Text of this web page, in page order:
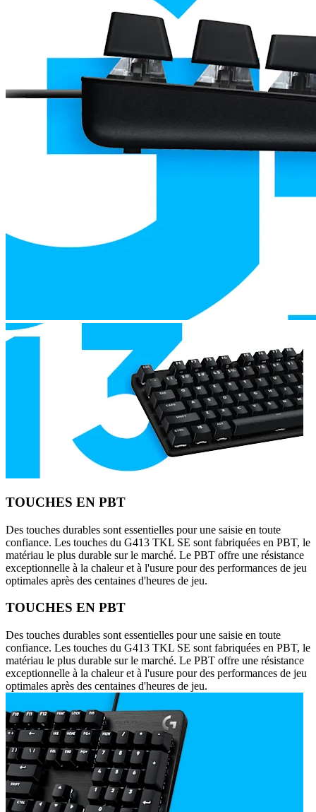
TOUCHES EN PBT
Des touches durables sont essentielles pour une saisie en toute
confiance. Les touches du G413 TKL SE sont fabriquées en PBT, le
matériau le plus durable sur le marché. Le PBT offre une résistance
exceptionnelle à la chaleur et à l'usure pour des performances de jeu
optimales après des centaines d'heures de jeu.
TOUCHES EN PBT
Des touches durables sont essentielles pour une saisie en toute
confiance. Les touches du G413 TKL SE sont fabriquées en PBT, le
matériau le plus durable sur le marché. Le PBT offre une résistance
exceptionnelle à la chaleur et à l'usure pour des performances de jeu
optimales après des centaines d'heures de jeu.